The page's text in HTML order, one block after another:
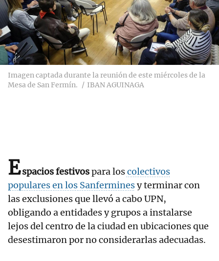
Imagen captada durante la reunión de este miércoles de la
Mesa de San Fermín.
IBAN AGUINAGA
Espacios festivospara loscolectivos
populares en los Sanferminesy terminar con
las exclusiones que llevó a cabo UPN,
obligando a entidades y grupos a instalarse
lejos del centro de la ciudad en ubicaciones que
desestimaron por no considerarlas adecuadas.